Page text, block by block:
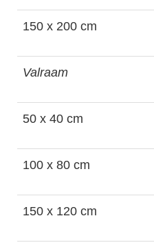
150 x 200 cm
Valraam
50 x 40 cm
100 x 80 cm
150 x 120 cm